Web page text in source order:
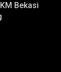
Bekasi